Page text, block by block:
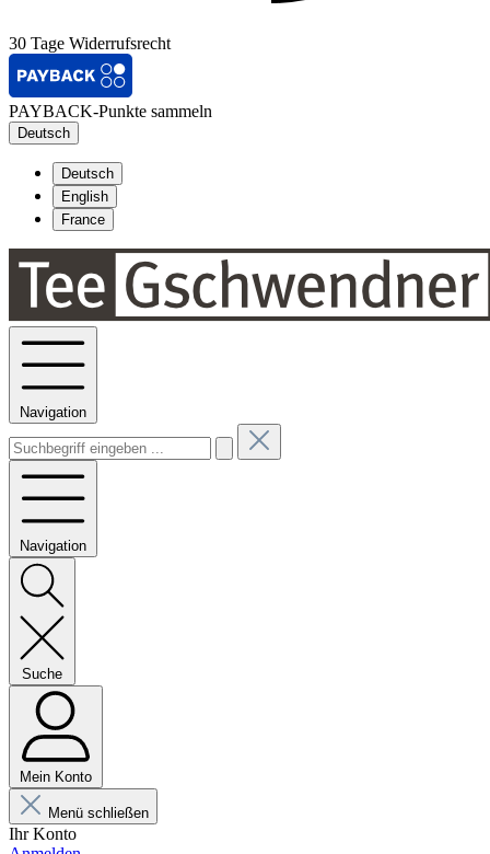
30 Tage Widerrufsrecht
PAYBACK-Punkte sammeln
Deutsch
Deutsch
English
France
Navigation
Navigation
Suche
Mein Konto
Menü schließen
Ihr Konto